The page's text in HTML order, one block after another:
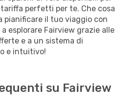
perfetti per te. Che cosa
pianificare il tuo viaggio con
esplorare Fairview grazie alle
e a un sistema di
e intuitivo!
su Fairview